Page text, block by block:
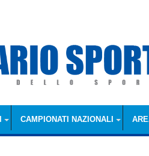
CAMPIONATI NAZIONALI